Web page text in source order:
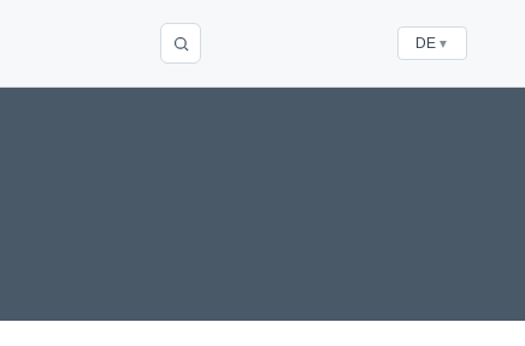
DE ▼